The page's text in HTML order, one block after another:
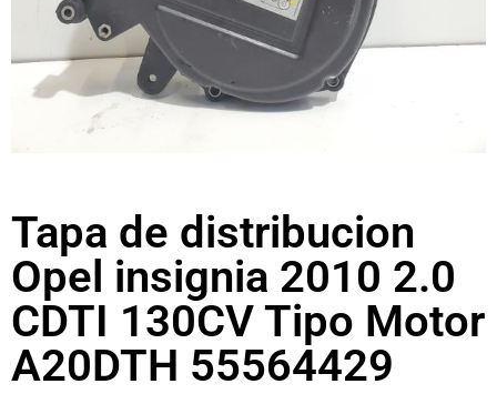
Tapa de distribucion
Opel insignia 2010 2.0
CDTI 130CV Tipo Motor
A20DTH 55564429